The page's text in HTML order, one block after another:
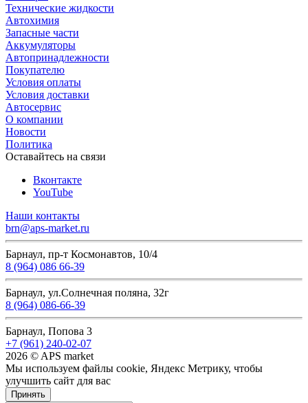
Технические жидкости
Автохимия
Запасные части
Аккумуляторы
Автопринадлежности
Покупателю
Условия оплаты
Условия доставки
Автосервис
О компании
Новости
Политика
Оставайтесь на связи
Вконтакте
YouTube
Наши контакты
brn@aps-market.ru
Барнаул, пр-т Космонавтов, 10/4
8 (964) 086 66-39
Барнаул, ул.Солнечная поляна, 32г
8 (964) 086-66-39
Барнаул, Попова 3
+7 (961) 240-02-07
2026 © APS market
Мы используем файлы cookie, Яндекс Метрику, чтобы
улучшить сайт для вас
Принять